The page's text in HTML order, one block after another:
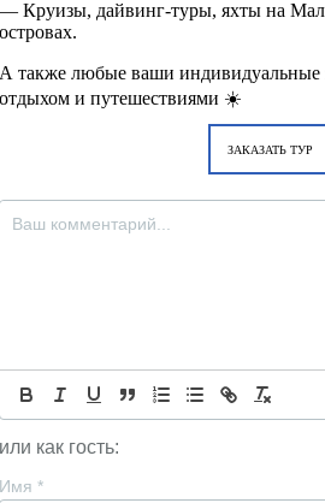
— Круизы, дайвинг-туры, яхты на
островах.
А также любые ваши индивидуальные
отдыхом и путешествиями ☀️
ЗАКАЗАТЬ ТУР
или как гость:
Имя *